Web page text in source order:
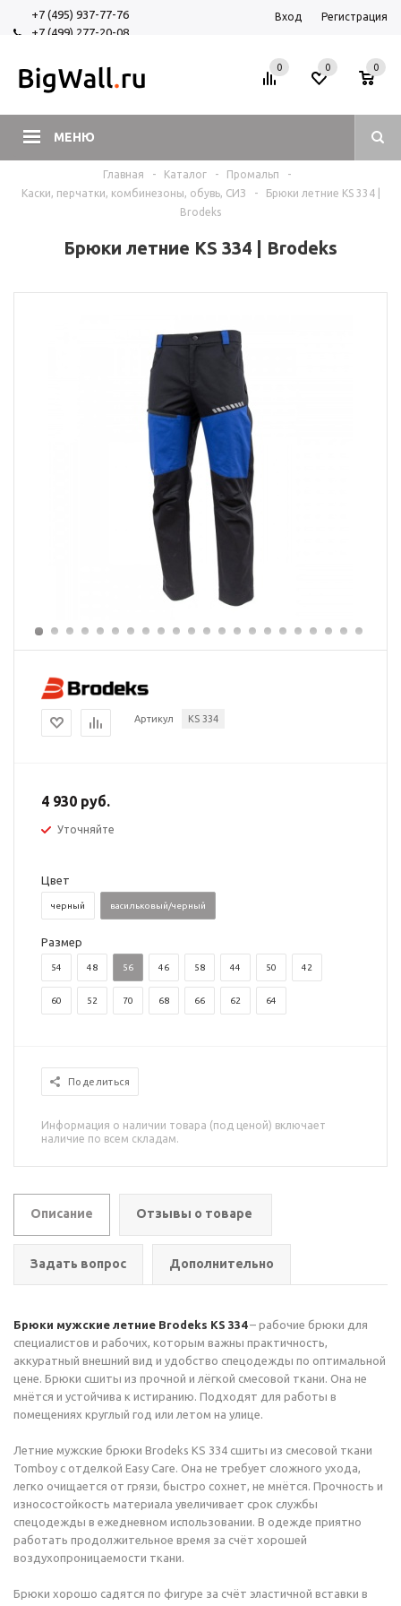
+7 (495) 937-77-76
+7 (499) 277-20-08
Вход Регистрация
МЕНЮ
0 0
0
Главная - Каталог - Промальп
-
Каски, перчатки, комбинезоны, обувь, СИЗ
-
Брюки летние KS 334 |
Brodeks
Брюки летние KS 334 | Brodeks
Артикул KS 334
4 930 руб.
Уточняйте
Цвет
черный васильковый/черный
Размер
54 48 56 46 58 44 50 42
60 52 70 68 66 62 64
Поделиться
Информация о наличии товара (под ценой) включает
наличие по всем складам.
Описание Отзывы о товаре
Задать вопрос Дополнительно
Брюки мужские летние Brodeks KS 334– рабочие брюки для
специалистов и рабочих, которым важны практичность,
аккуратный внешний вид и удобство спецодежды по оптимальной
цене. Брюки сшиты из прочной и лёгкой смесовой ткани. Она не
мнётся и устойчива к истиранию. Подходят для работы в
помещениях круглый год или летом на улице.
Летние мужские брюки Brodeks KS 334 сшиты из смесовой ткани
Tomboy с отделкой Easy Care. Она не требует сложного ухода,
легко очищается от грязи, быстро сохнет, не мнётся. Прочность и
износостойкость материала увеличивает срок службы
спецодежды в ежедневном использовании. В одежде приятно
работать продолжительное время за счёт хорошей
воздухопроницаемости ткани.
Брюки хорошо садятся по фигуре за счёт эластичной вставки в